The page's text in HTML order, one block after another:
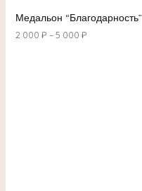
Медальон “Благодарность”
2 000 ₽ –5 000 ₽